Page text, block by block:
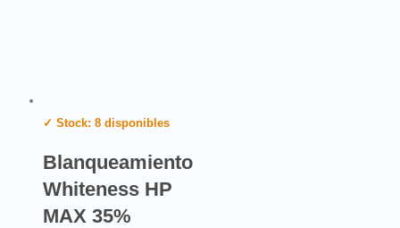
✓ Stock: 8 disponibles
Blanqueamiento
Whiteness HP
MAX 35%